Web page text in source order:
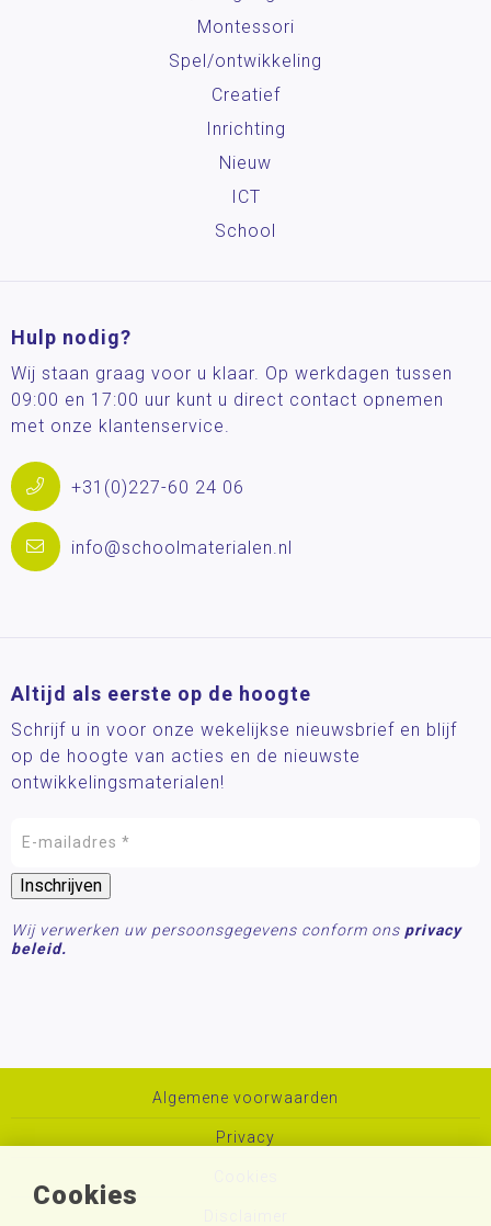
Cookies
Montessori
Spel/ontwikkeling
Creatief
Inrichting
Nieuw
ICT
School
Hulp nodig?
Wij staan graag voor u klaar. Op werkdagen tussen
09:00 en 17:00 uur kunt u direct contact opnemen
met onze klantenservice.
+31(0)227-60 24 06
info@schoolmaterialen.nl
Altijd als eerste op de hoogte
Schrijf u in voor onze wekelijkse nieuwsbrief en blijf
op de hoogte van acties en de nieuwste
ontwikkelingsmaterialen!
Wij verwerken uw persoonsgegevens conform ons privacy
beleid.
Algemene voorwaarden
Privacy